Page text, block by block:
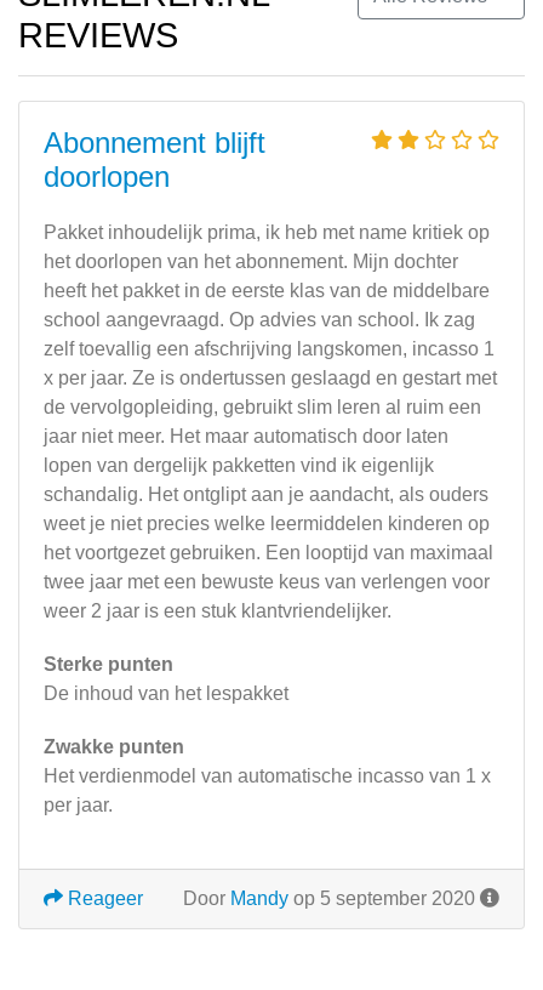
REVIEWS
Abonnement blijft
doorlopen
Pakket inhoudelijk prima, ik heb met name kritiek op
het doorlopen van het abonnement. Mijn dochter
heeft het pakket in de eerste klas van de middelbare
school aangevraagd. Op advies van school. Ik zag
zelf toevallig een afschrijving langskomen, incasso 1
x per jaar. Ze is ondertussen geslaagd en gestart met
de vervolgopleiding, gebruikt slim leren al ruim een
jaar niet meer. Het maar automatisch door laten
lopen van dergelijk pakketten vind ik eigenlijk
schandalig. Het ontglipt aan je aandacht, als ouders
weet je niet precies welke leermiddelen kinderen op
het voortgezet gebruiken. Een looptijd van maximaal
twee jaar met een bewuste keus van verlengen voor
weer 2 jaar is een stuk klantvriendelijker.
Sterke punten
De inhoud van het lespakket
Zwakke punten
Het verdienmodel van automatische incasso van 1 x
per jaar.
Door Mandy op 5 september 2020
Reageer